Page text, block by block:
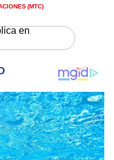
(MTC)
en